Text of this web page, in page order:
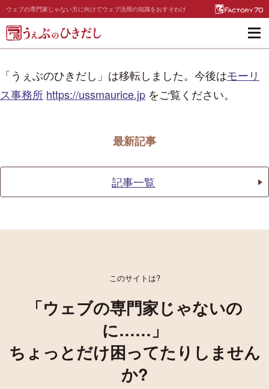
Skip
to
Content
ウェブの専門家じゃない方に向けてウェブ活用の知識をおすそわけ
事業タイプ別のコツ
「うぇぶのひきだし」は移転しました。今後はモーリ
ス事務所 https://ussmaurice.jp をご覧ください。
最新記事
記事一覧
このサイトは?
「ウェブの専門家じゃないの
に……」
ちょっとだけ困ってたりしません
か?